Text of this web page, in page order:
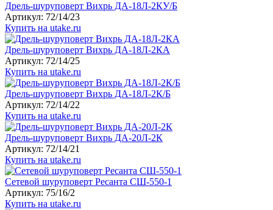
Дрель-шуруповерт Вихрь ДА-18Л-2КУ/Б
Артикул: 72/14/23
Купить на utake.ru
Дрель-шуруповерт Вихрь ДА-18Л-2КА
Артикул: 72/14/25
Купить на utake.ru
Дрель-шуруповерт Вихрь ДА-18Л-2К/Б
Артикул: 72/14/22
Купить на utake.ru
Дрель-шуруповерт Вихрь ДА-20Л-2К
Артикул: 72/14/21
Купить на utake.ru
Сетевой шуруповерт Ресанта СШ-550-1
Артикул: 75/16/2
Купить на utake.ru